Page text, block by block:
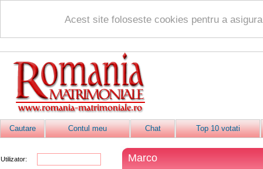
Acest site foloseste cookies pentru a
Cautare Contul meu Chat Top 10 votati
Utilizator: Marco